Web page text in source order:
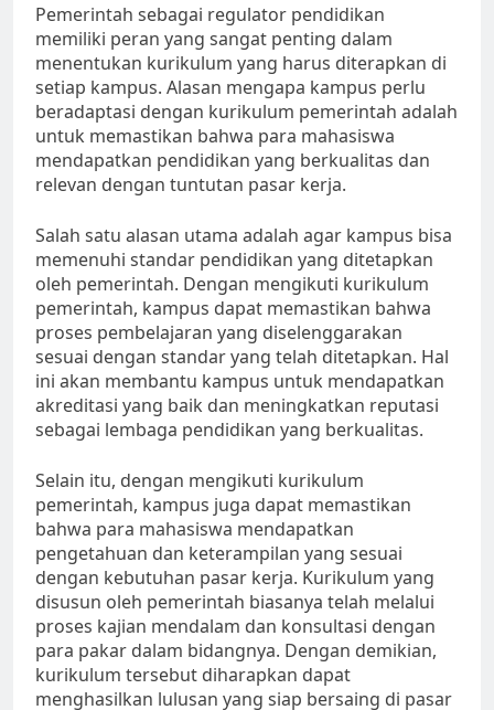
Pemerintah sebagai regulator pendidikan
memiliki peran yang sangat penting dalam
menentukan kurikulum yang harus diterapkan di
setiap kampus. Alasan mengapa kampus perlu
beradaptasi dengan kurikulum pemerintah adalah
untuk memastikan bahwa para mahasiswa
mendapatkan pendidikan yang berkualitas dan
relevan dengan tuntutan pasar kerja.
Salah satu alasan utama adalah agar kampus bisa
memenuhi standar pendidikan yang ditetapkan
oleh pemerintah. Dengan mengikuti kurikulum
pemerintah, kampus dapat memastikan bahwa
proses pembelajaran yang diselenggarakan
sesuai dengan standar yang telah ditetapkan. Hal
ini akan membantu kampus untuk mendapatkan
akreditasi yang baik dan meningkatkan reputasi
sebagai lembaga pendidikan yang berkualitas.
Selain itu, dengan mengikuti kurikulum
pemerintah, kampus juga dapat memastikan
bahwa para mahasiswa mendapatkan
pengetahuan dan keterampilan yang sesuai
dengan kebutuhan pasar kerja. Kurikulum yang
disusun oleh pemerintah biasanya telah melalui
proses kajian mendalam dan konsultasi dengan
para pakar dalam bidangnya. Dengan demikian,
kurikulum tersebut diharapkan dapat
menghasilkan lulusan yang siap bersaing di pasar